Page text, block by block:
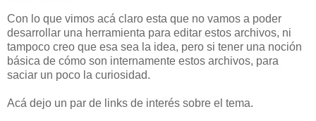
Con lo que vimos acá claro esta que no vamos a poder
desarrollar una herramienta para editar estos archivos, ni
tampoco creo que esa sea la idea, pero si tener una noción
básica de cómo son internamente estos archivos, para
saciar un poco la curiosidad.
Acá dejo un par de links de interés sobre el tema.